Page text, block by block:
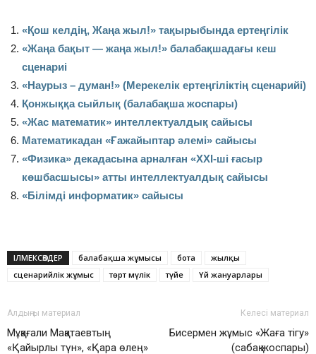
«Қош келдің, Жаңа жыл!» тақырыбында ертеңгілік
«Жаңа бақыт — жаңа жыл!» балабақшадағы кеш
сценариі
«Наурыз – думан!» (Мерекелік ертеңгіліктің сценарийі)
Қонжыққа сыйлық (балабақша жоспары)
«Жас математик» интеллектуалдық сайысы
Математикадан «Ғажайыптар әлемі» сайысы
«Физика» декадасына арналған «ХХI-ші ғасыр
көшбасшысы» атты интеллектуалдық сайысы
«Білімді информатик» сайысы
ІЛМЕКСӨЗДЕР балабақша жұмысы бота
жылқы
сценарийлік жұмыс
төрт мүлік түйе Үй жануарлары
Алдыңғы материал
Мұқағали Мақатаевтың
«Қайырлы түн», «Қара өлең»
Келесі материал
Бисермен жұмыс «Жаға тігу»
(сабақ жоспары)